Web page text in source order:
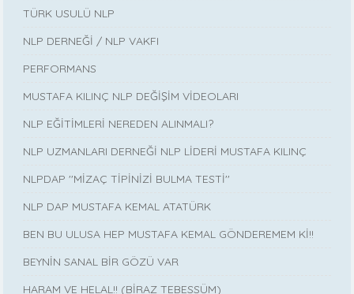
TÜRK USULÜ NLP
NLP DERNEĞİ / NLP VAKFI
PERFORMANS
MUSTAFA KILINÇ NLP DEĞİŞİM VİDEOLARI
NLP EĞİTİMLERİ NEREDEN ALINMALI?
NLP UZMANLARI DERNEĞİ NLP LİDERİ MUSTAFA KILINÇ
NLPDAP ''MİZAÇ TİPİNİZİ BULMA TESTİ''
NLP DAP MUSTAFA KEMAL ATATÜRK
BEN BU ULUSA HEP MUSTAFA KEMAL GÖNDEREMEM Kİ!!
BEYNİN SANAL BİR GÖZÜ VAR
HARAM VE HELAL!! (BİRAZ TEBESSÜM)